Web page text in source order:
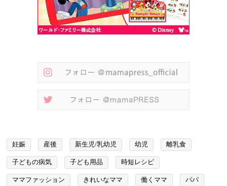
妊娠 産後 新生児/乳幼児 幼児 離乳食
子どもの病気 子ども用品 時短レシピ
ママファッション きれいなママ 働くママ パパ